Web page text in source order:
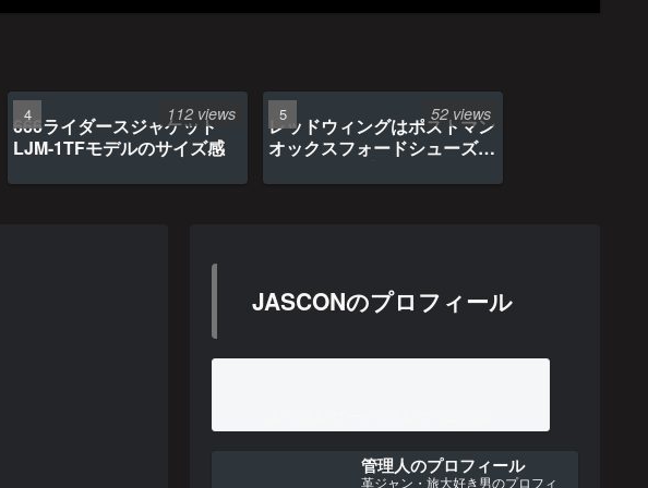
666ライダースジャケット
LJM-1TFモデルのサイズ感
112 views
レッドウィングはポストマン
オックスフォードシューズ約
1年間の経年変化
52 views
JASCONのプロフィール
管理人のプロフィール
革ジャン・旅大好き男のプロフィ